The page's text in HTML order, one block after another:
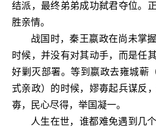
结派，最终弟弟成功弑君夺位。
胜亲情。
战国时，秦王嬴政在尚未掌
时候，并没有对其动手，而是任
好剿灭部署。等到嬴政去雍城蕲
式亲政）的时候，嫪毐起兵谋反
毐，民心尽得，举国凝一。
人生在世，谁都难免遇到几